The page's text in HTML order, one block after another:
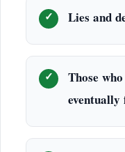
Lies and
Those